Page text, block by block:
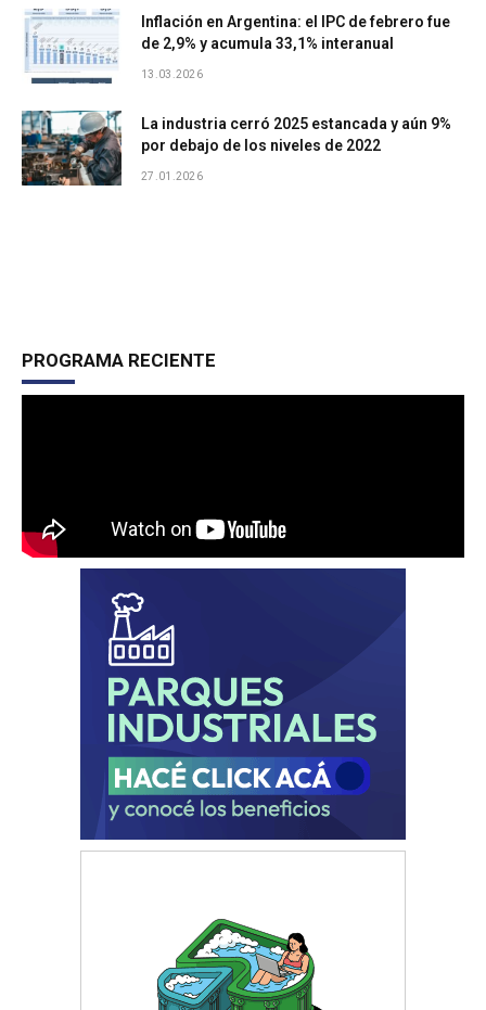
Inflación en Argentina: el IPC de febrero fue
de 2,9% y acumula 33,1% interanual
13.03.2026
La industria cerró 2025 estancada y aún 9%
por debajo de los niveles de 2022
27.01.2026
PROGRAMA RECIENTE